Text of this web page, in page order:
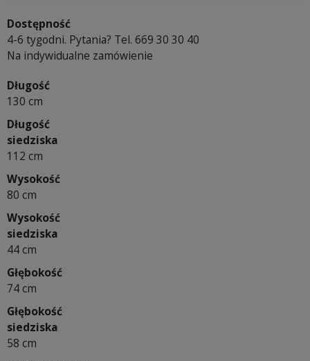
Dostępność
4-6 tygodni. Pytania? Tel. 669 30 30 40
Na indywidualne zamówienie
Długość
130 cm
Długość
siedziska
112 cm
Wysokość
80 cm
Wysokość
siedziska
44 cm
Głębokość
74 cm
Głębokość
siedziska
58 cm